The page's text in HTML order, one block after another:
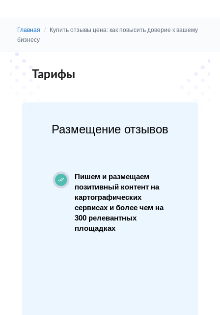
Главная /
Купить отзывы цена: как повысить доверие к вашему
бизнесу
Тарифы
Размещение отзывов
Пишем и размещаем
позитивный контент на
картографических
сервисах и более чем на
300 релевантных
площадках